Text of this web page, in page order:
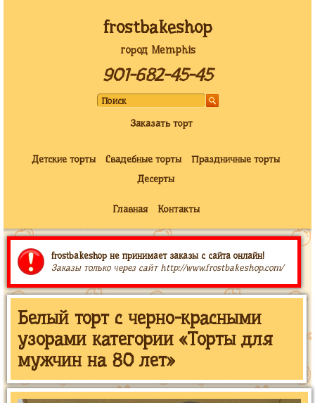
frostbakeshop
город Memphis
901-682-45-45
Заказать торт
Детские торты Свадебные торты
Праздничные торты
Десерты
Главная Контакты
frostbakeshop не принимает заказы с сайта онлайн!
Заказы только через сайт http://www.frostbakeshop.com/
Белый торт с черно-красными
узорами категории «Торты для
мужчин на 80 лет»